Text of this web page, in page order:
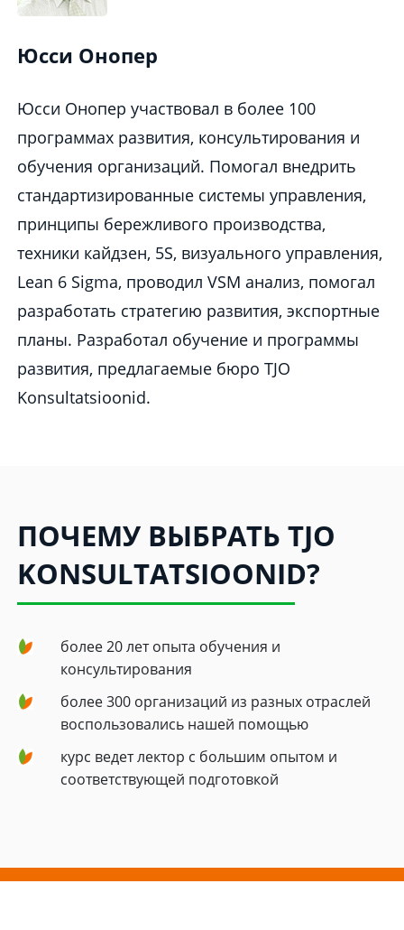
Юсси Онопер
Юсси Онопер yчаствовал в более 100
программах развития, консультирования и
обучения организаций. Помогал внедрить
стандартизированные системы управления,
принципы бережливого производства,
техники кайдзен, 5S, визуального управления,
Lean 6 Sigma, проводил VSM анализ, помогал
разработать стратегию развития, экспортные
планы. Разработал обучение и программы
развития, предлагаемые бюро TJO
Konsultatsioonid.
ПОЧЕМУ ВЫБРАТЬ TJO
KONSULTATSIOONID?
более 20 лет опыта обучения и
консультирования
более 300 организаций из разных отраслей
воспользовались нашей помощью
курс ведет лектор с большим опытом и
соответствующей подготовкой